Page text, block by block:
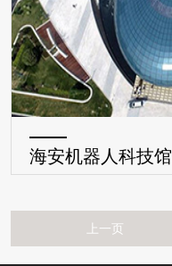
海安机器人科技馆
上一页